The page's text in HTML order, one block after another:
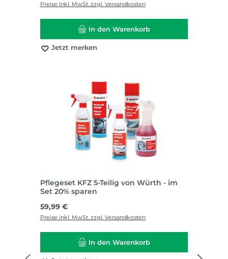
Preise inkl. MwSt. zzgl. Versandkosten
In den Warenkorb
Jetzt merken
Pflegeset KFZ 5-Teilig von Würth - im
Set 20% sparen
Regulärer Preis:
59,99 €
Preise inkl. MwSt. zzgl. Versandkosten
In den Warenkorb